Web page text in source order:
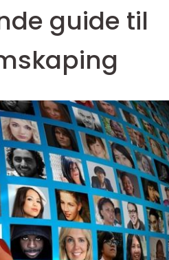
guide til